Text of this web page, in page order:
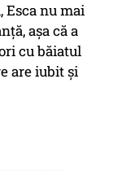
Esca nu mai
așa că a
cu băiatul
are iubit și